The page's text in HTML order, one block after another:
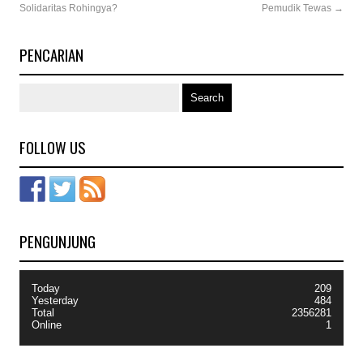
Solidaritas Rohingya?
Pemudik Tewas →
PENCARIAN
FOLLOW US
PENGUNJUNG
Today
Yesterday
Total
Online
209
484
2356281
1